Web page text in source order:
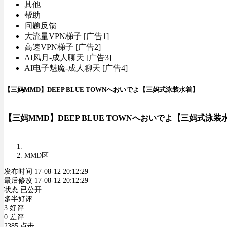
其他
帮助
问题反馈
大流量VPN梯子 [广告1]
高速VPN梯子 [广告2]
AI风月-成人聊天 [广告3]
AI电子魅魔-成人聊天 [广告4]
【三妈MMD】DEEP BLUE TOWNへおいでよ【三妈式泳装水着】
【三妈MMD】DEEP BLUE TOWNへおいでよ【三妈式泳装
MMD区
发布时间 17-08-12 20:12:29
最后修改 17-08-12 20:12:29
状态 已公开
多半好评
3 好评
0 差评